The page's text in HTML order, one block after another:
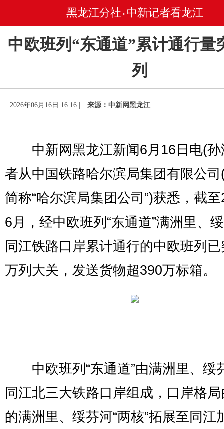
黑龙江分社 • 中新记者看龙江
中欧班列“东通道”累计通行量
列
2026年06月16日 16:16 | 来源：中新网黑龙江
中新网黑龙江新闻6月16日电(孙
者从中国铁路哈尔滨局集团有限公
简称“哈尔滨局集团公司”)获悉，截
6月，经中欧班列“东通道”满洲里、
同江铁路口岸累计通行的中欧班列
万列大关，发送货物超390万标箱。
中欧班列“东通道”由满洲里、绥
同江北三大铁路口岸组成，口岸格
的满洲里、绥芬河“两核”拓展至同江